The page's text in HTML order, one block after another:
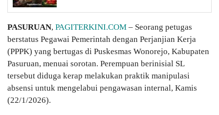
PASURUAN, PAGITERKINI.COM – Seorang petugas
berstatus Pegawai Pemerintah dengan Perjanjian Kerja
(PPPK) yang bertugas di Puskesmas Wonorejo, Kabupaten
Pasuruan, menuai sorotan. Perempuan berinisial SL
tersebut diduga kerap melakukan praktik manipulasi
absensi untuk mengelabui pengawasan internal, Kamis
(22/1/2026).